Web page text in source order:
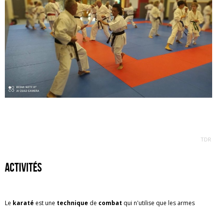
TDR
activités
Le karaté est une technique de combat qui n'utilise que les armes